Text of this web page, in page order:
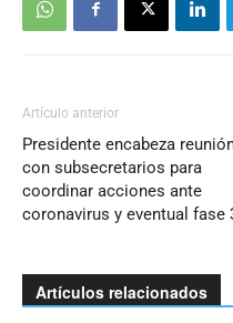
Artículo anterior
Presidente encabeza
con subsecretarios para
coordinar acciones ante
coronavirus y eventual fase
Artículos relacionados